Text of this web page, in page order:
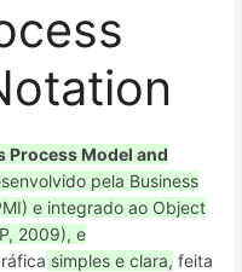
Process Model and
pela Business
e integrado ao Object
2009), e
simples e clara, feita